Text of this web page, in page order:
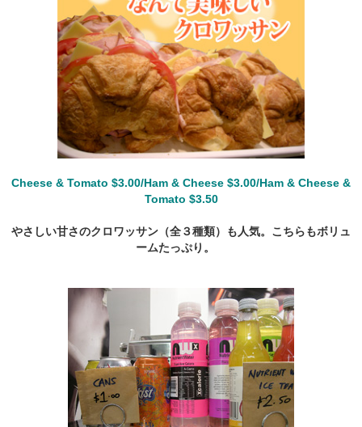
Cheese & Tomato $3.00/Ham & Cheese $3.00/Ham & Cheese &
Tomato $3.50
やさしい甘さのクロワッサン（全３種類）も人気。こちらもボリュ
ームたっぷり。